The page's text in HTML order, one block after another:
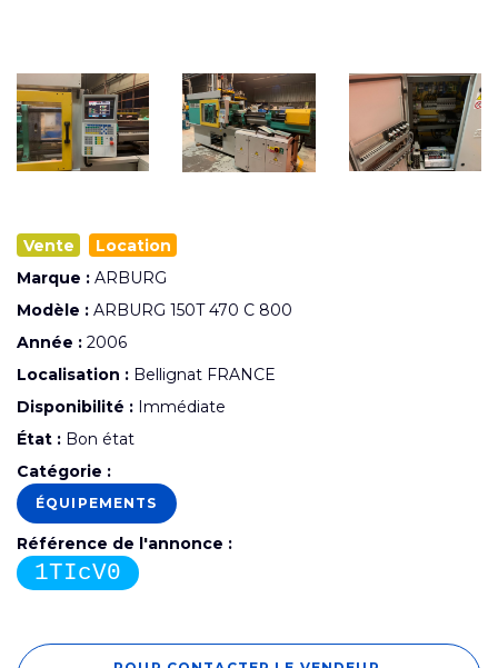
Vente
Location
Marque : ARBURG
Modèle : ARBURG 150T 470 C 800
Année : 2006
Localisation : Bellignat FRANCE
Disponibilité : Immédiate
État : Bon état
Catégorie :
ÉQUIPEMENTS
Référence de l'annonce :
1TIcV0